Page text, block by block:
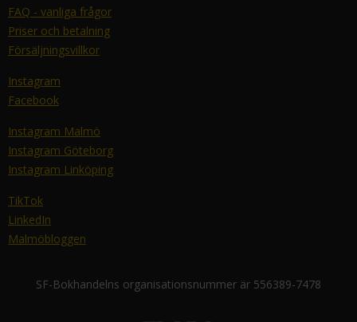
FAQ - vanliga frågor
Priser och betalning
Försäljningsvillkor
Instagram
Facebook
Instagram Malmö
Instagram Göteborg
Instagram Linköping
TikTok
LinkedIn
Malmöbloggen
SF-Bokhandelns organisationsnummer är 556389-7478